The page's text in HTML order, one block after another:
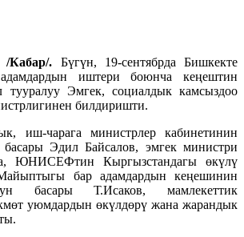
/Кабар/. Бүгүн, 19-сентябрда Бишкекте
иштери боюнча кеңештин
Эмгек, социалдык камсыздоо
билдиришти.
иш-чарага министрлер кабинетинин
Эдил Байсалов, эмгек министри
ЮНИСЕФтин Кыргызстандагы өкүлү
бар адамдардын кеңешинин
басары Т.Исаков, мамлекеттик
уюмдардын өкүлдөрү жана жарандык